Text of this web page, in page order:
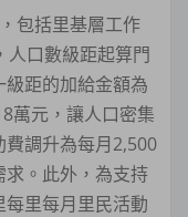
包括里基層工作
人口數級距起算門
距的加給金額為
萬元，讓人口密集
調升為每月2,500
。此外，為支持
里每月里民活動